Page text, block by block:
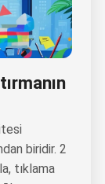
biridir. 2
tıklama